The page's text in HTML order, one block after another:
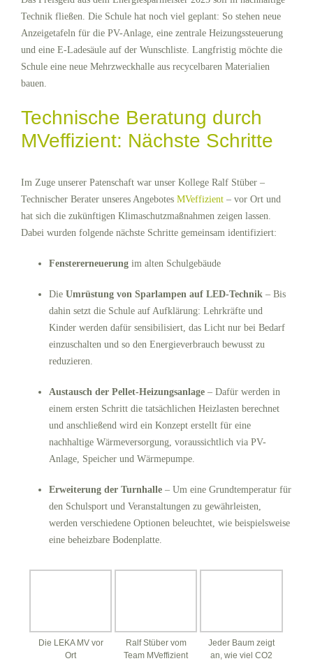
Technik fließen. Die Schule hat noch viel geplant: So stehen neue
Anzeigetafeln für die PV-Anlage, eine zentrale Heizungssteuerung
und eine E-Ladesäule auf der Wunschliste. Langfristig möchte die
Schule eine neue Mehrzweckhalle aus recycelbaren Materialien
bauen.
Technische Beratung durch
MVeffizient: Nächste Schritte
Im Zuge unserer Patenschaft war unser Kollege Ralf Stüber –
Technischer Berater unseres Angebotes MVeffizient – vor Ort und
hat sich die zukünftigen Klimaschutzmaßnahmen zeigen lassen.
Dabei wurden folgende nächste Schritte gemeinsam identifiziert:
Fenstererneuerung im alten Schulgebäude
Die Umrüstung von Sparlampen auf LED-Technik – Bis
dahin setzt die Schule auf Aufklärung: Lehrkräfte und
Kinder werden dafür sensibilisiert, das Licht nur bei Bedarf
einzuschalten und so den Energieverbrauch bewusst zu
reduzieren.
Austausch der Pellet-Heizungsanlage – Dafür werden in
einem ersten Schritt die tatsächlichen Heizlasten berechnet
und anschließend wird ein Konzept erstellt für eine
nachhaltige Wärmeversorgung, voraussichtlich via PV-
Anlage, Speicher und Wärmepumpe.
Erweiterung der Turnhalle – Um eine Grundtemperatur für
den Schulsport und Veranstaltungen zu gewährleisten,
werden verschiedene Optionen beleuchtet, wie beispielsweise
eine beheizbare Bodenplatte.
Die LEKA MV vor
Ort
Ralf Stüber vom
Team MVeffizient
Jeder Baum zeigt
an, wie viel CO2